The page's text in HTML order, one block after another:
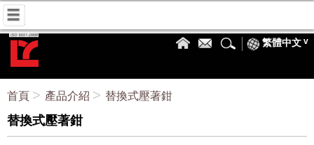
繁體中文
首頁 產品介紹 替換式壓著鉗
替換式壓著鉗